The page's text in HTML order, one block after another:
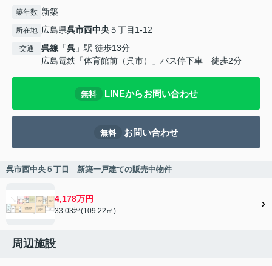
築年数 新築
所在地 広島県呉市西中央５丁目1-12
交通 呉線 「呉 」駅 徒歩13分
広島電鉄「体育館前（呉市）」バス停下車 徒歩2分
無料 LINEからお問い合わせ
無料 お問い合わせ
呉市西中央５丁目 新築一戸建ての販売中物件
4,178万円
33.03坪(109.22㎡)
周辺施設